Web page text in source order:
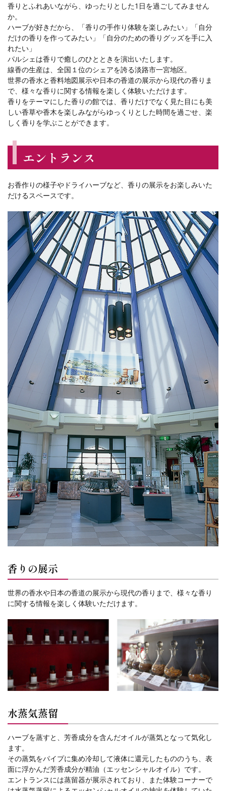
香りとふれあいながら、ゆったりとした1日を過ごしてみません
か。
ハーブが好きだから、「香りの手作り体験を楽しみたい」「自分
だけの香りを作ってみたい」「自分のための香りグッズを手に入
れたい」
パルシェは香りで癒しのひとときを演出いたします。
線香の生産は、全国１位のシェアを誇る淡路市一宮地区。
世界の香水と香料地図展示や日本の香道の展示から現代の香りま
で、様々な香りに関する情報を楽しく体験いただけます。
香りをテーマにした香りの館では、香りだけでなく見た目にも美
しい香草や香木を楽しみながらゆっくりとした時間を過ごせ、楽
しく香りを学ぶことができます。
エントランス
お香作りの様子やドライハーブなど、香りの展示をお楽しみいた
だけるスペースです。
香りの展示
世界の香水や日本の香道の展示から現代の香りまで、様々な香り
に関する情報を楽しく体験いただけます。
水蒸気蒸留
ハーブを蒸すと、芳香成分を含んだオイルが蒸気となって気化し
ます。
その蒸気をパイプに集め冷却して液体に還元したもののうち、表
面に浮かんだ芳香成分が精油（エッセンシャルオイル）です。
エントランスには蒸留器が展示されており、また体験コーナーで